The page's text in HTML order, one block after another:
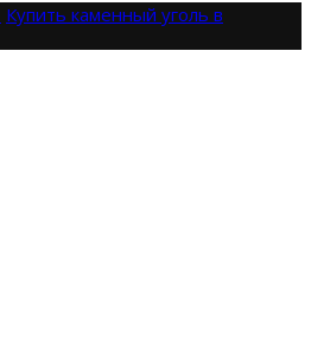
Купить каменный уголь в